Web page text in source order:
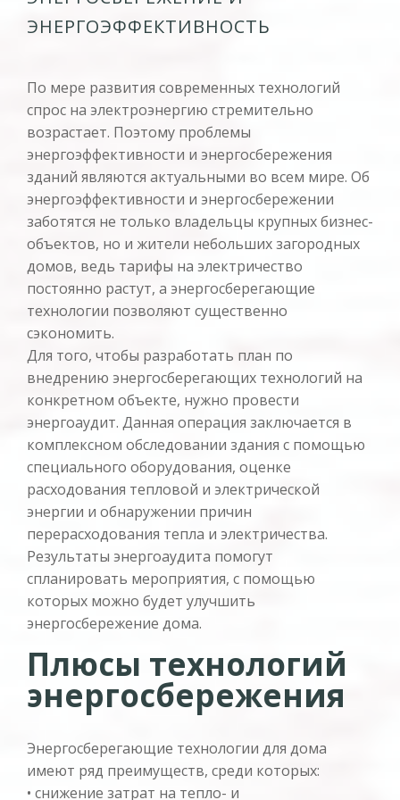
технология широко применялась только на больших
электростанциях, но вскоре ей нашли применение в малой
ЭНЕРГОЭФФЕКТИВНОСТЬ
По мере развития современных технологий
спрос на электроэнергию стремительно
возрастает. Поэтому проблемы
энергоэффективности и энергосбережения
зданий являются актуальными во всем мире. Об
энергоэффективности и энергосбережении
заботятся не только владельцы крупных бизнес-
объектов, но и жители небольших загородных
домов, ведь тарифы на электричество
постоянно растут, а энергосберегающие
технологии позволяют существенно
сэкономить.
Для того, чтобы разработать план по
внедрению энергосберегающих технологий на
конкретном объекте, нужно провести
энергоаудит. Данная операция заключается в
комплексном обследовании здания с помощью
специального оборудования, оценке
расходования тепловой и электрической
энергии и обнаружении причин
перерасходования тепла и электричества.
Результаты энергоаудита помогут
спланировать мероприятия, с помощью
которых можно будет улучшить
энергосбережение дома.
Плюсы технологий
энергосбережения
Энергосберегающие технологии для дома
имеют ряд преимуществ, среди которых:
• снижение затрат на тепло- и